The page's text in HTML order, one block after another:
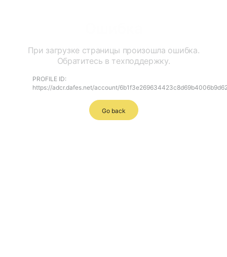
При загрузке страницы произошла ошибка.
Обратитесь в техподдержку.
PROFILE ID:
https://adcr.dafes.net/account/
Go back